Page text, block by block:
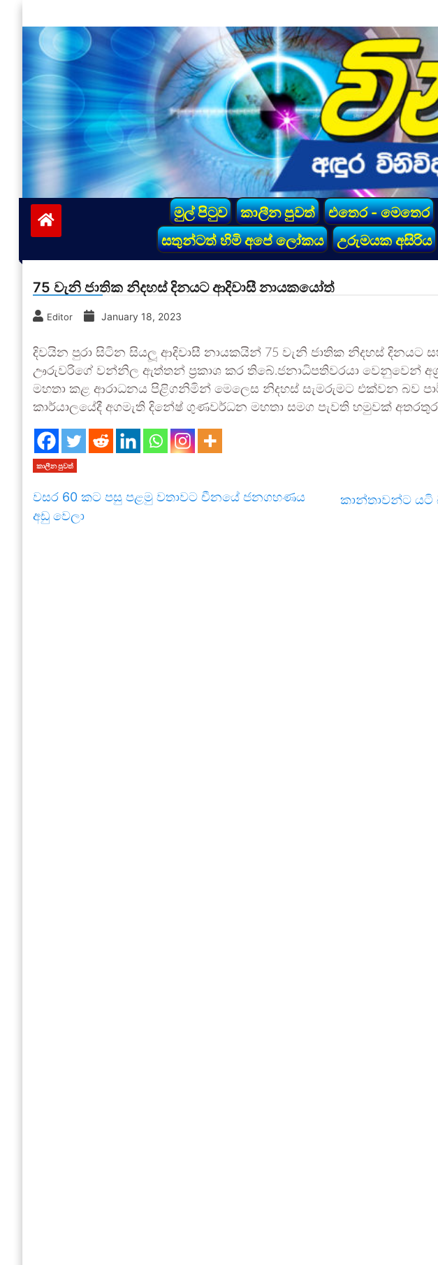
to
content
vinivida.lk
මුල් පිටුව කාලීන පුවත් එතෙර - මෙතෙර
සතුන්ටත් හිමි අපේ ලෝකය
උරුමයක අසිරිය
75 වැනි ජාතික නිදහස් දිනයට ආදිවාසී නායකයෝත්
Editor January 18, 2023
දිවයින පුරා සිටින සියලූ ආදිවාසී නායකයින් 75 වැනි ජාතික නිදහස් දිනයට
ඌරුවරිගේ වන්නිල ඇත්තන් ප‍්‍රකාශ කර තිබේ.ජනාධිපතිවරයා වෙනුවෙන්
මහතා කළ ආරාධනය පිළිගනිමින් මෙලෙස නිදහස් සැමරුමට එක්වන බව
කාර්යාලයේදී අගමැති දිනේෂ් ගුණවර්ධන මහතා සමග පැවති හමුවක්
කාලීන පුවත්
වසර 60 කට පසු පළමු වතාවට චීනයේ ජනගහණය
අඩු වෙලා
කාන්තාවන්ට